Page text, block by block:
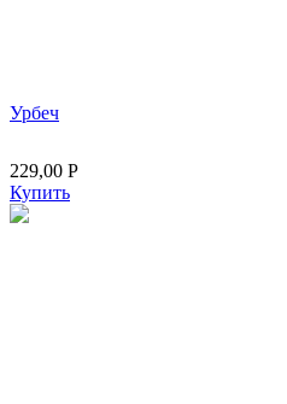
Урбеч
229,00 Р
Купить